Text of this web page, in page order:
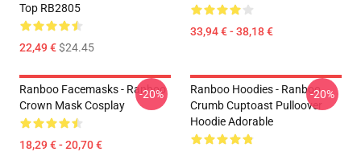
Top RB2805
22,49 €$24.45
33,94 € - 38,18 €
Ranboo Facemasks - Ranboo
Crown Mask Cosplay
18,29 € - 20,70 €
-20%
Ranboo Hoodies - Ranboo
Crumb Cuptoast Pulloover
Hoodie Adorable
-20%